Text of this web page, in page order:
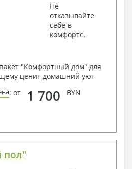
Не
отказывайте
себе в
комфорте.
"Комфортный дом" для
ценит домашний уют
: от 1 700 BYN
пол"